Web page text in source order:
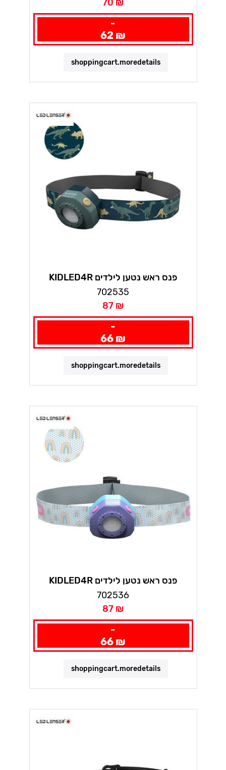
70 ₪
-
62 ₪
shoppingcart.moredetails
KIDLED4R פנס ראש נטען לילדים
לדלנסר
702535
87 ₪
-
66 ₪
shoppingcart.moredetails
KIDLED4R פנס ראש נטען לילדים
לדלנסר
702536
87 ₪
-
66 ₪
shoppingcart.moredetails